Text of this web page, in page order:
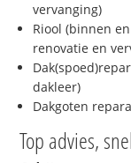
vervanging)
Riool (binnen
renovatie en
dakleer)
Dakgoten
Top advies,